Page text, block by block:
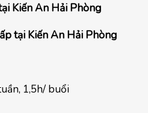
Kiến An Hải Phòng
tại Kiến An Hải Phòng
1,5h/ buổi